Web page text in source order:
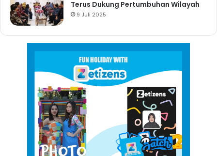
Terus Dukung Pertumbuhan Wilayah
9 Juli 2025